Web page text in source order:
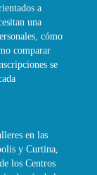
a
una
cómo
comparar
se
en las
y Curtina,
los Centros